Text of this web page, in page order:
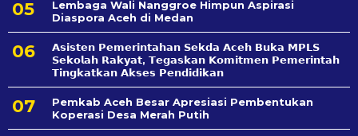
Lembaga Wali Nanggroe Himpun Aspirasi
Diaspora Aceh di Medan
𝗔𝘀𝗶𝘀𝘁𝗲𝗻 𝗣𝗲𝗺𝗲𝗿𝗶𝗻𝘁𝗮𝗵𝗮𝗻 𝗦𝗲k𝗱𝗮 𝗔𝗰𝗲𝗵 𝗕𝘂𝗸𝗮 𝗠𝗣𝗟𝗦
𝗦𝗲𝗸𝗼𝗹𝗮𝗵 𝗥𝗮𝗸𝘆𝗮𝘁, 𝗧𝗲𝗴𝗮𝘀𝗸𝗮𝗻 𝗞𝗼𝗺𝗶𝘁𝗺𝗲𝗻 𝗣𝗲𝗺𝗲𝗿𝗶𝗻𝘁𝗮𝗵
𝗧𝗶𝗻𝗴𝗸𝗮𝘁𝗸𝗮𝗻 𝗔𝗸𝘀𝗲𝘀 𝗣𝗲𝗻𝗱𝗶𝗱𝗶𝗸𝗮𝗻
Pemkab Aceh Besar Apresiasi Pembentukan
Koperasi Desa Merah Putih